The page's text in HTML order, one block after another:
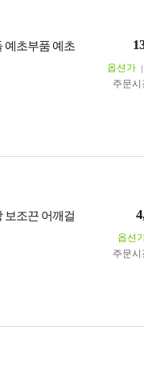
예초부품 예초
옵션가
주문시
보조끈 어깨걸
옵션
주문시